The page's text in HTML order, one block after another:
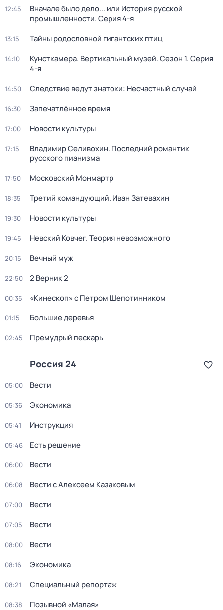
12:45
Вначале было дело... или История русской
промышленности. Серия 4-я
13:15 Тайны родословной гигантских птиц
14:10 Кунсткамера. Вертикальный музей. Сезон 1. Серия
4-я
14:50 Следствие ведут знатоки: Несчастный случай
16:30 Запечатлённое время
17:00 Новости культуры
17:15
Владимир Селивохин. Последний романтик
русского пианизма
17:50 Московский Монмартр
18:35 Третий командующий. Иван Затевахин
19:30 Новости культуры
19:45 Невский Ковчег. Теория невозможного
20:15 Вечный муж
22:50 2 Верник 2
00:35 «Кинескоп» с Петром Шепотинником
01:15 Большие деревья
02:45 Премудрый пескарь
Россия 24
05:00 Вести
05:36 Экономика
05:41 Инструкция
05:46 Есть решение
06:00 Вести
06:08 Вести с Алексеем Казаковым
07:00 Вести
07:05 Вести
08:00 Вести
08:16 Экономика
08:21 Специальный репортаж
08:38 Позывной «Малая»